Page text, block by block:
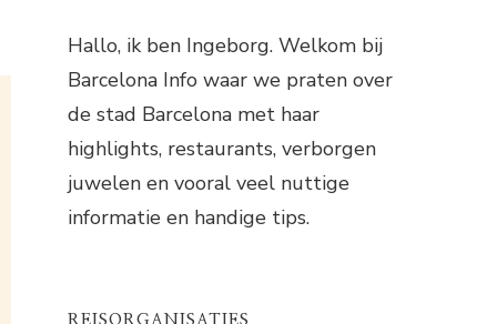
Hallo, ik ben Ingeborg. Welkom bij
Barcelona Info waar we praten over
de stad Barcelona met haar
highlights, restaurants, verborgen
juwelen en vooral veel nuttige
informatie en handige tips.
REISORGANISATIES